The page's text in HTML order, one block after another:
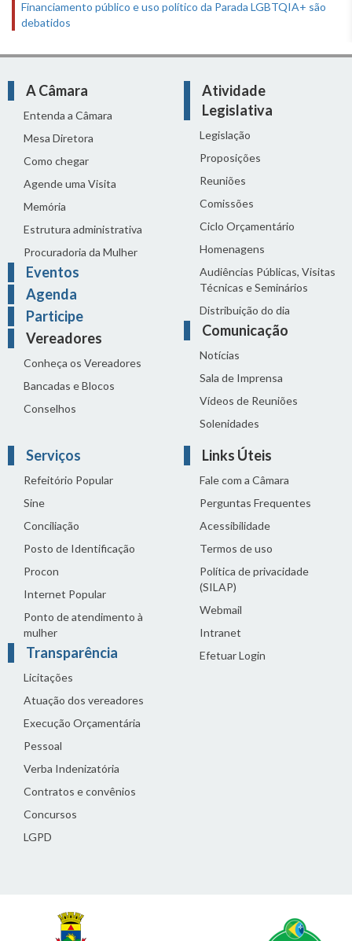
Financiamento público e uso político da Parada LGBTQIA+ são
debatidos
A Câmara
Entenda a Câmara
Mesa Diretora
Como chegar
Agende uma Visita
Memória
Estrutura administrativa
Procuradoria da Mulher
Eventos
Agenda
Participe
Vereadores
Conheça os Vereadores
Bancadas e Blocos
Conselhos
Atividade
Legislativa
Legislação
Proposições
Reuniões
Comissões
Ciclo Orçamentário
Homenagens
Audiências Públicas, Visitas
Técnicas e Seminários
Distribuição do dia
Comunicação
Notícias
Sala de Imprensa
Vídeos de Reuniões
Solenidades
Serviços
Refeitório Popular
Sine
Conciliação
Posto de Identificação
Procon
Internet Popular
Ponto de atendimento à
mulher
Transparência
Licitações
Atuação dos vereadores
Execução Orçamentária
Pessoal
Verba Indenizatória
Contratos e convênios
Concursos
LGPD
Links Úteis
Fale com a Câmara
Perguntas Frequentes
Acessibilidade
Termos de uso
Política de privacidade
(SILAP)
Webmail
Intranet
Efetuar Login